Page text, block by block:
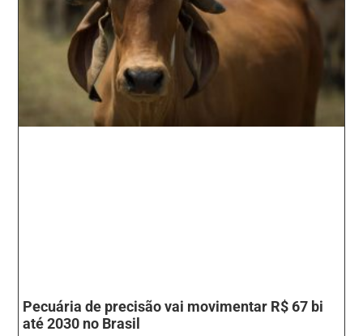
Pecuária de precisão vai movimentar R$ 67 bi
até 2030 no Brasil